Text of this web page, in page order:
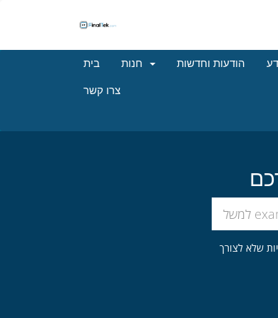
בית הודעות וחדשות
צרו קשר